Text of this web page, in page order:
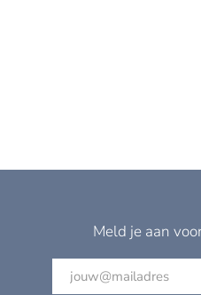
Meld je aan